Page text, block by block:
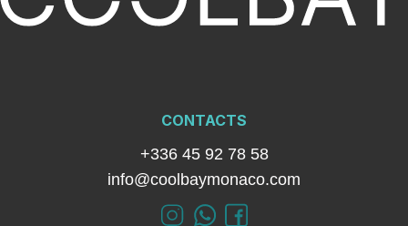
CONTACTS
+336 45 92 78 58
info@coolbaymonaco.com